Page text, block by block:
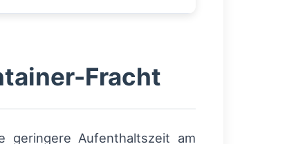
Fracht
geringere Aufenthaltszeit am